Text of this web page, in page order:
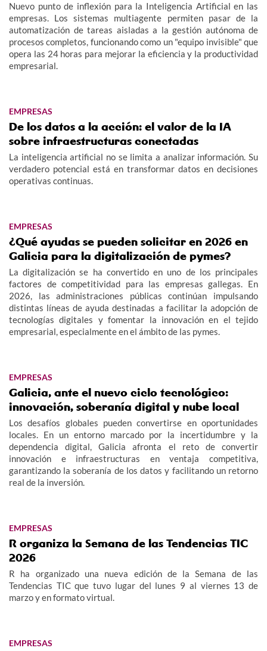
Nuevo punto de inflexión para la Inteligencia Artificial en las
empresas. Los sistemas multiagente permiten pasar de la
automatización de tareas aisladas a la gestión autónoma de
procesos completos, funcionando como un "equipo invisible" que
opera las 24 horas para mejorar la eficiencia y la productividad
empresarial.
EMPRESAS
De los datos a la acción: el valor de la IA
sobre infraestructuras conectadas
La inteligencia artificial no se limita a analizar información. Su
verdadero potencial está en transformar datos en decisiones
operativas continuas.
EMPRESAS
¿Qué ayudas se pueden solicitar en 2026 en
Galicia para la digitalización de pymes?
La digitalización se ha convertido en uno de los principales
factores de competitividad para las empresas gallegas. En
2026, las administraciones públicas continúan impulsando
distintas líneas de ayuda destinadas a facilitar la adopción de
tecnologías digitales y fomentar la innovación en el tejido
empresarial, especialmente en el ámbito de las pymes.
EMPRESAS
Galicia, ante el nuevo ciclo tecnológico:
innovación, soberanía digital y nube local
Los desafíos globales pueden convertirse en oportunidades
locales. En un entorno marcado por la incertidumbre y la
dependencia digital, Galicia afronta el reto de convertir
innovación e infraestructuras en ventaja competitiva,
garantizando la soberanía de los datos y facilitando un retorno
real de la inversión.
EMPRESAS
R organiza la Semana de las Tendencias TIC
2026
R ha organizado una nueva edición de la Semana de las
Tendencias TIC que tuvo lugar del lunes 9 al viernes 13 de
marzo y en formato virtual.
EMPRESAS